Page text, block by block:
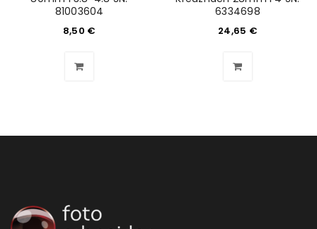
81003604
8,50 €
6334698
24,65 €